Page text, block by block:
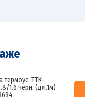
термоус. ТТК-
1.6 черн. (дл.1м)